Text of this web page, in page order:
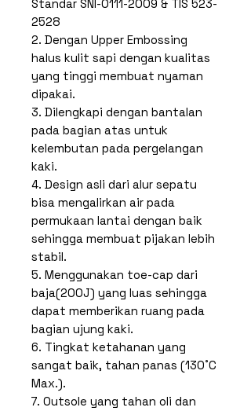
Standar SNI-0111-2009 & TIS 523-
2528
2. Dengan Upper Embossing
halus kulit sapi dengan kualitas
yang tinggi membuat nyaman
dipakai.
3. Dilengkapi dengan bantalan
pada bagian atas untuk
kelembutan pada pergelangan
kaki.
4. Design asli dari alur sepatu
bisa mengalirkan air pada
permukaan lantai dengan baik
sehingga membuat pijakan lebih
stabil.
5. Menggunakan toe-cap dari
baja(200J) yang luas sehingga
dapat memberikan ruang pada
bagian ujung kaki.
6. Tingkat ketahanan yang
sangat baik, tahan panas (130˚C
Max.).
7. Outsole yang tahan oli dan